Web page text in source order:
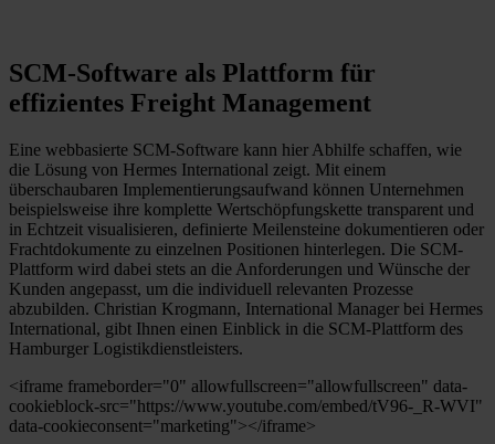
SCM-Software als Plattform für
effizientes Freight Management
Eine webbasierte SCM-Software kann hier Abhilfe schaffen, wie
die Lösung von Hermes International zeigt. Mit einem
überschaubaren Implementierungsaufwand können Unternehmen
beispielsweise ihre komplette Wertschöpfungskette transparent und
in Echtzeit visualisieren, definierte Meilensteine dokumentieren oder
Frachtdokumente zu einzelnen Positionen hinterlegen. Die SCM-
Plattform wird dabei stets an die Anforderungen und Wünsche der
Kunden angepasst, um die individuell relevanten Prozesse
abzubilden. Christian Krogmann, International Manager bei Hermes
International, gibt Ihnen einen Einblick in die SCM-Plattform des
Hamburger Logistikdienstleisters.
<iframe frameborder="0" allowfullscreen="allowfullscreen" data-
cookieblock-src="https://www.youtube.com/embed/tV96-_R-WVI"
data-cookieconsent="marketing"></iframe>